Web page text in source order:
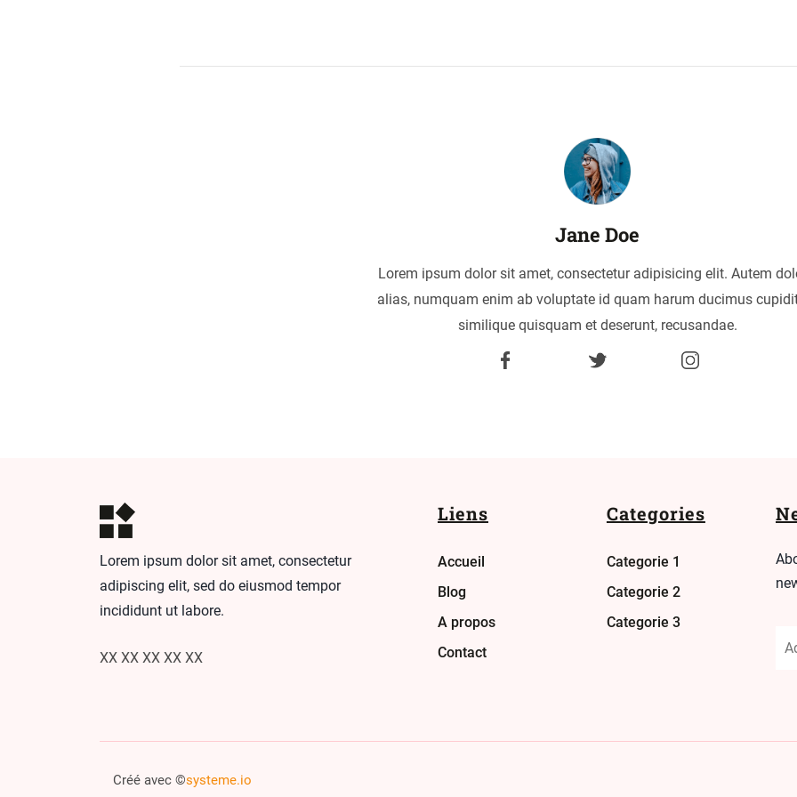
Jane Doe
Lorem ipsum dolor sit amet, consectetur adipisicing elit. Autem
alias, numquam enim ab voluptate id quam harum ducimus
similique quisquam et deserunt, recusandae.
Lorem ipsum dolor sit amet, consectetur
adipiscing elit, sed do eiusmod tempor
incididunt ut labore.
XX XX XX XX XX
Liens
Accueil
Blog
A propos
Contact
Categories
Categorie 1
Categorie 2
Categorie 3
Créé avec ©systeme.io